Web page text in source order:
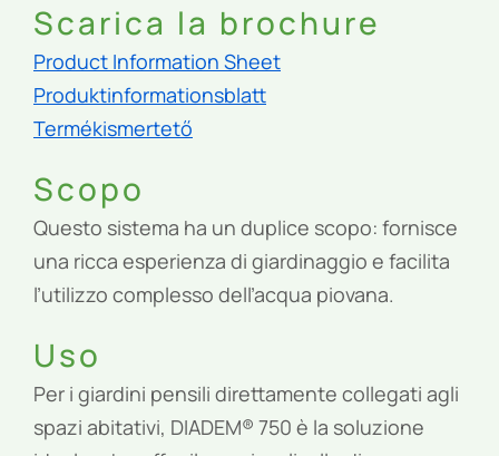
Scarica la brochure
Product Information Sheet
Produktinformationsblatt
Termékismertető
Scopo
Questo sistema ha un duplice scopo: fornisce
una ricca esperienza di giardinaggio e facilita
l’utilizzo complesso dell’acqua piovana.
Uso
Per i giardini pensili direttamente collegati agli
spazi abitativi, DIADEM® 750 è la soluzione